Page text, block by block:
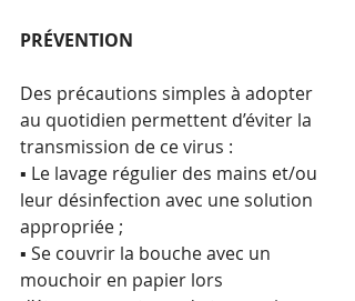
PRÉVENTION
Des précautions simples à adopter
au quotidien permettent d’éviter la
transmission de ce virus :
▪ Le lavage régulier des mains et/ou
leur désinfection avec une solution
appropriée ;
▪ Se couvrir la bouche avec un
mouchoir en papier lors